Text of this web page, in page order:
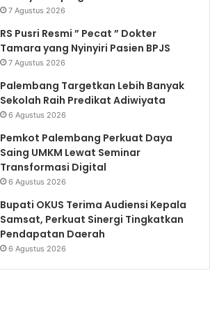
7 Agustus 2026
RS Pusri Resmi ” Pecat ” Dokter
Tamara yang Nyinyiri Pasien BPJS
7 Agustus 2026
Palembang Targetkan Lebih Banyak
Sekolah Raih Predikat Adiwiyata
6 Agustus 2026
Pemkot Palembang Perkuat Daya
Saing UMKM Lewat Seminar
Transformasi Digital
6 Agustus 2026
Bupati OKUS Terima Audiensi Kepala
Samsat, Perkuat Sinergi Tingkatkan
Pendapatan Daerah
6 Agustus 2026